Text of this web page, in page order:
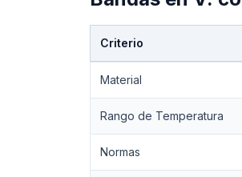
Criterio
Material
Rango de Temperatura
Normas